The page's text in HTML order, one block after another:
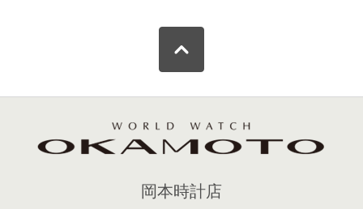
岡本時計店